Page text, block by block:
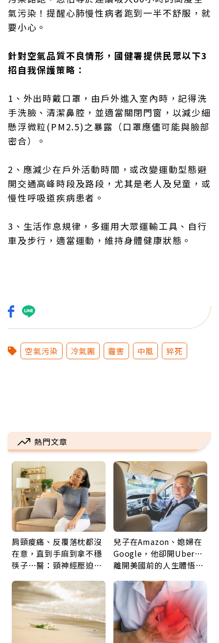
氣污染！提醒心肺慢性病者跑到一半不舒服，就
要小心。
針對空氣品質不良情形，國健署提供民眾以下3
招自我保護策略：
1、外出時戴口罩，由戶外進入室內時，記得洗
手洗臉、清潔鼻腔，並適當關閉門窗，以減少細
懸浮微粒(PM2.5)之暴露（口罩應儘可能與臉部
密合）。
2、應減少在戶外活動時間，或改變運動型態避
開交通高峰時段及路段，尤其是老人及兒童，或
慢性呼吸道疾病患者。
3、生活作息規律，多運用大眾運輸工具、自行
車及步行，適當運動，維持身體健康狀態。
空氣污染 冷氣團 霾害 中風 猝死
熱門文章
肩頸痠痛、反覆落枕都沒
在意，直到手麻到拿不穩
筷子…醫：頸神經壓迫上
鍵
兒子在Amazon、媳婦在
Google，他卻開Uber…
離開美國前的人生體悟：